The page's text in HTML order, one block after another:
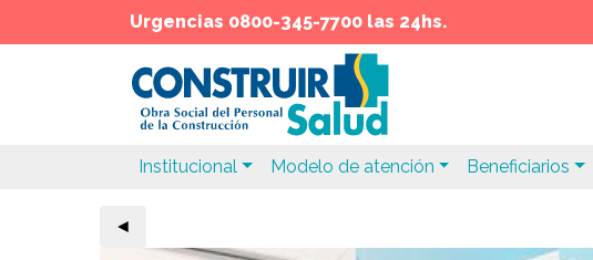
Urgencias 0800-345-7700 las 24hs.
Institucional Modelo de atención Beneficiarios
◄